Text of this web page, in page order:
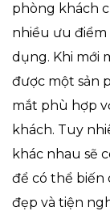
phòng khách
nhiều ưu điểm
dụng. Khi mới
được một sản
mắt phù hợp
khách. Tuy
khác nhau sẽ
để có thể biến
đẹp và tiện